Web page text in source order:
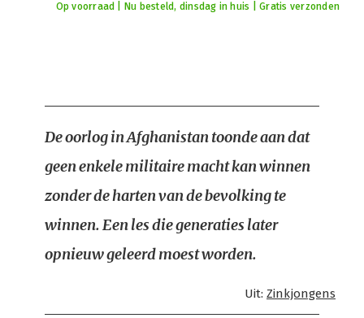
Op voorraad | Nu besteld, dinsdag in huis | Gratis verzonden
De oorlog in Afghanistan toonde aan dat
geen enkele militaire macht kan winnen
zonder de harten van de bevolking te
winnen. Een les die generaties later
opnieuw geleerd moest worden.
Uit: Zinkjongens